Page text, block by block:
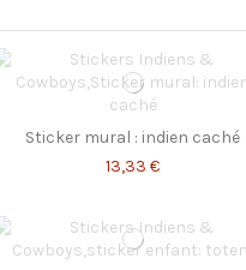
Sticker mural : indien caché
13,33 €